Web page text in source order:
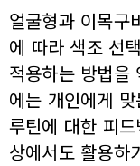
얼굴형과 이목구
에 따라 색조 선
적용하는 방법을
에는 개인에게
루틴에 대한 피
상에서도 활용하